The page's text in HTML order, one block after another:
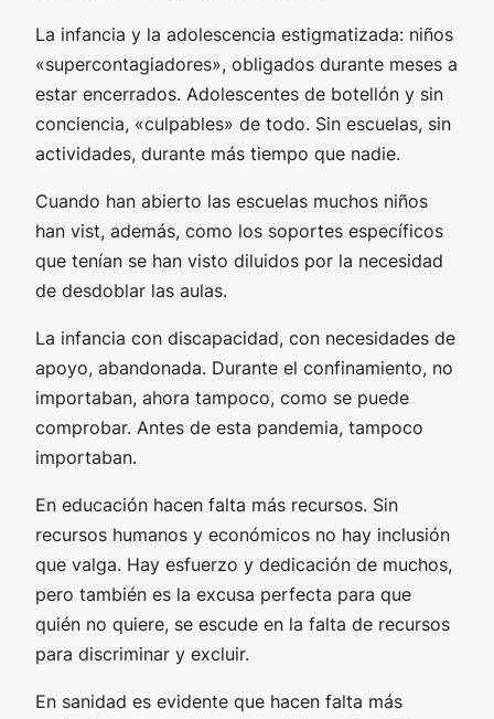
La infancia y la adolescencia estigmatizada: niños
«supercontagiadores», obligados durante meses a
estar encerrados. Adolescentes de botellón y sin
conciencia, «culpables» de todo. Sin escuelas, sin
actividades, durante más tiempo que nadie.
Cuando han abierto las escuelas muchos niños
han vist, además, como los soportes específicos
que tenían se han visto diluidos por la necesidad
de desdoblar las aulas.
La infancia con discapacidad, con necesidades de
apoyo, abandonada. Durante el confinamiento, no
importaban, ahora tampoco, como se puede
comprobar. Antes de esta pandemia, tampoco
importaban.
En educación hacen falta más recursos. Sin
recursos humanos y económicos no hay inclusión
que valga. Hay esfuerzo y dedicación de muchos,
pero también es la excusa perfecta para que
quién no quiere, se escude en la falta de recursos
para discriminar y excluir.
En sanidad es evidente que hacen falta más